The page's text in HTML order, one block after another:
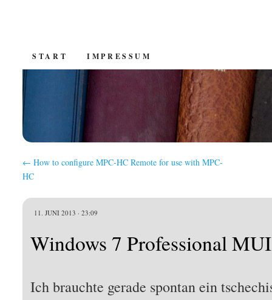
SKIP
CONTENT
START IMPRESSUM
← How to configure MPC-HC Remote for use with MPC-
HC
11. JUNI 2013 · 23:09
Windows 7 Professional
Ich brauchte gerade spontan ein